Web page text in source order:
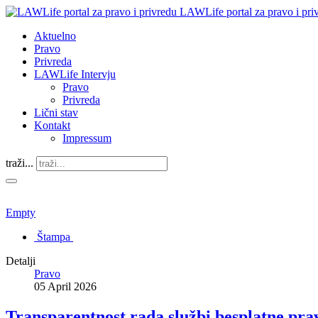
LAWLife portal za pravo i
Aktuelno
Pravo
Privreda
LAWLife Intervju
Pravo
Privreda
Lični stav
Kontakt
Impressum
traži...
Empty
Štampa
Detalji
Pravo
05 April 2026